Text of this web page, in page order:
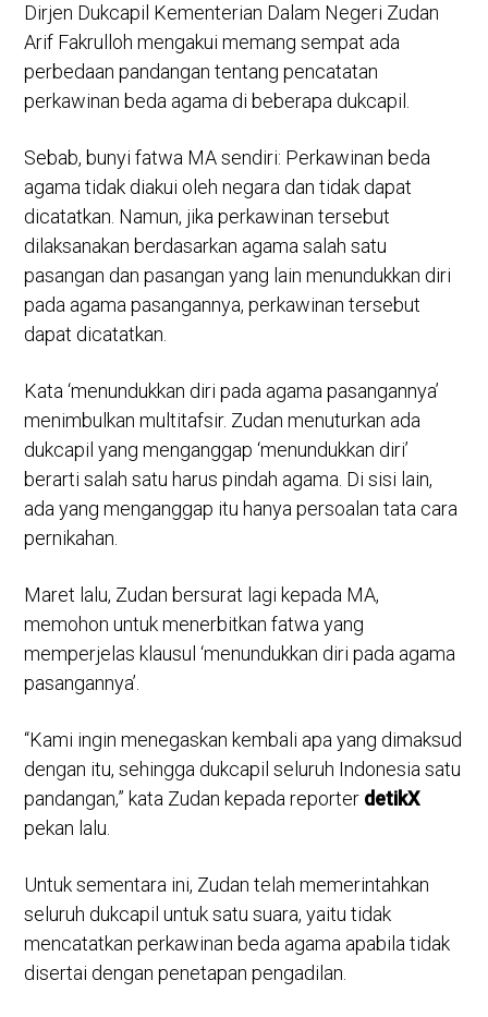
Dirjen Dukcapil Kementerian Dalam Negeri Zudan
Arif Fakrulloh mengakui memang sempat ada
perbedaan pandangan tentang pencatatan
perkawinan beda agama di beberapa dukcapil.
Sebab, bunyi fatwa MA sendiri: Perkawinan beda
agama tidak diakui oleh negara dan tidak dapat
dicatatkan. Namun, jika perkawinan tersebut
dilaksanakan berdasarkan agama salah satu
pasangan dan pasangan yang lain menundukkan diri
pada agama pasangannya, perkawinan tersebut
dapat dicatatkan.
Kata ‘menundukkan diri pada agama pasangannya’
menimbulkan multitafsir. Zudan menuturkan ada
dukcapil yang menganggap ‘menundukkan diri’
berarti salah satu harus pindah agama. Di sisi lain,
ada yang menganggap itu hanya persoalan tata cara
pernikahan.
Maret lalu, Zudan bersurat lagi kepada MA,
memohon untuk menerbitkan fatwa yang
memperjelas klausul ‘menundukkan diri pada agama
pasangannya’.
“Kami ingin menegaskan kembali apa yang dimaksud
dengan itu, sehingga dukcapil seluruh Indonesia satu
pandangan,” kata Zudan kepada reporter detikX
pekan lalu.
Untuk sementara ini, Zudan telah memerintahkan
seluruh dukcapil untuk satu suara, yaitu tidak
mencatatkan perkawinan beda agama apabila tidak
disertai dengan penetapan pengadilan.